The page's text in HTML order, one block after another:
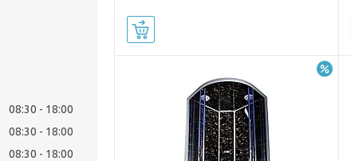
08:30
18:00
08:30
18:00
08:30
18:00